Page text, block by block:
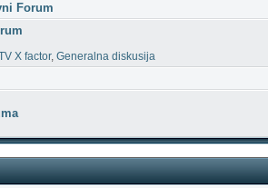
Forum
X factor, Generalna diskusija